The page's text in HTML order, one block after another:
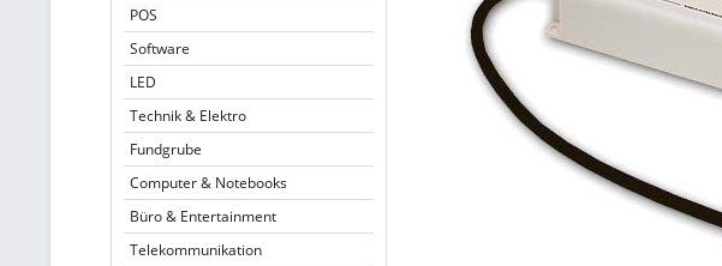
POS
Software
LED
Technik & Elektro
Fundgrube
Computer & Notebooks
Büro & Entertainment
Telekommunikation